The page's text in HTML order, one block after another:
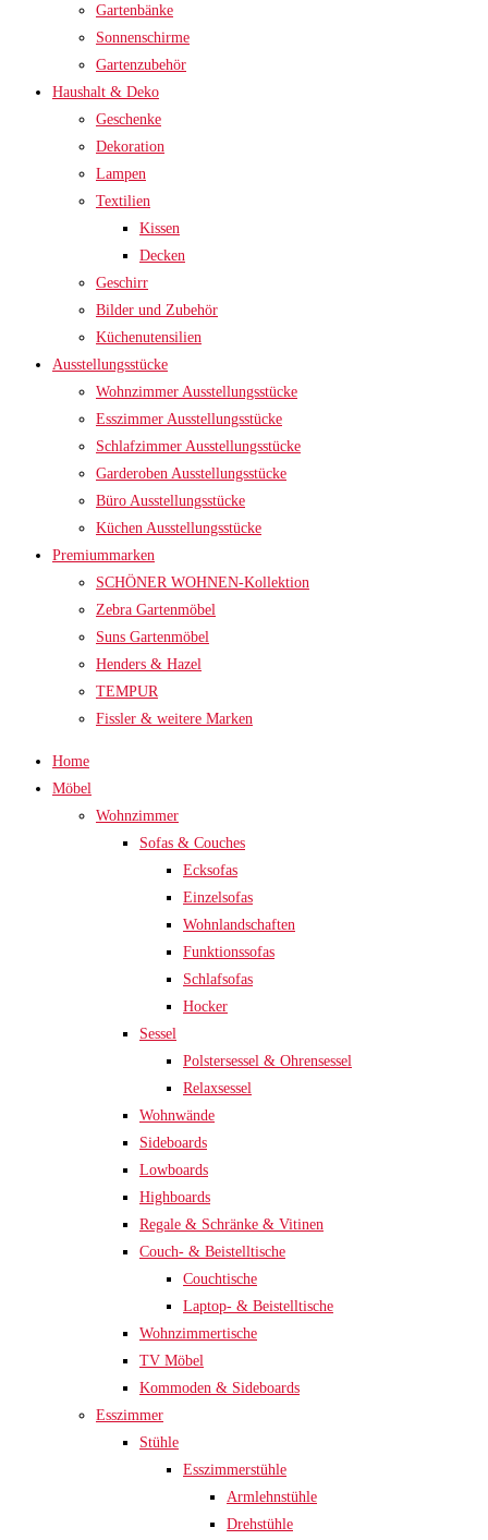
Gartenbänke
Sonnenschirme
Gartenzubehör
Haushalt & Deko
Geschenke
Dekoration
Lampen
Textilien
Kissen
Decken
Geschirr
Bilder und Zubehör
Küchenutensilien
Ausstellungsstücke
Wohnzimmer Ausstellungsstücke
Esszimmer Ausstellungsstücke
Schlafzimmer Ausstellungsstücke
Garderoben Ausstellungsstücke
Büro Ausstellungsstücke
Küchen Ausstellungsstücke
Premiummarken
SCHÖNER WOHNEN-Kollektion
Zebra Gartenmöbel
Suns Gartenmöbel
Henders & Hazel
TEMPUR
Fissler & weitere Marken
Home
Möbel
Wohnzimmer
Sofas & Couches
Ecksofas
Einzelsofas
Wohnlandschaften
Funktionssofas
Schlafsofas
Hocker
Sessel
Polstersessel & Ohrensessel
Relaxsessel
Wohnwände
Sideboards
Lowboards
Highboards
Regale & Schränke & Vitinen
Couch- & Beistelltische
Couchtische
Laptop- & Beistelltische
Wohnzimmertische
TV Möbel
Kommoden & Sideboards
Esszimmer
Stühle
Esszimmerstühle
Armlehnstühle
Drehstühle